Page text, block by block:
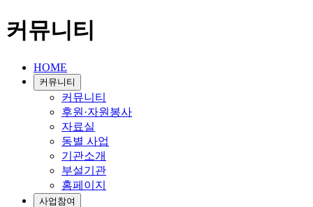
커뮤니티
HOME
커뮤니티
커뮤니티
후원·자원봉사
자료실
동별 사업
기관소개
부설기관
홈페이지
사업참여